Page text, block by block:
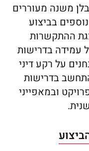
משנה מעוררים
בביצוע
ההתקשרות
עמידה בדרישות
על רקע דיני
בדרישות
ובמאפייני